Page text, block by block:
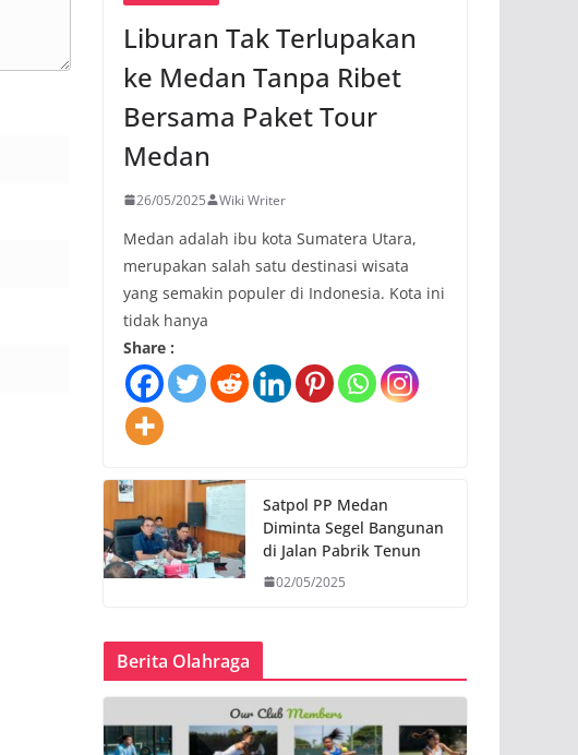
Liburan Tak Terlupakan
ke Medan Tanpa Ribet
Bersama Paket Tour
Medan
26/05/2025 Wiki Writer
Medan adalah ibu kota Sumatera Utara,
merupakan salah satu destinasi wisata
yang semakin populer di Indonesia. Kota ini
tidak hanya
Share :
Satpol PP Medan
Diminta Segel Bangunan
di Jalan Pabrik Tenun
02/05/2025
Berita Olahraga